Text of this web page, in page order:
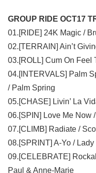
GROUP RIDE OCT17
01.[RIDE] 24K Magic /
02.[TERRAIN] Ain’t
03.[ROLL] Cum On Feel
04.[INTERVALS] Palm
/ Palm Spring
05.[CHASE] Livin’ La
06.[SPIN] Love Me Now
07.[CLIMB] Radiate /
08.[SPRINT] A-Yo / Lady
09.[CELEBRATE]
Paul & Anne-Marie